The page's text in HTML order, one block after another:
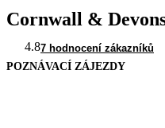
Cornwall &
4.87 hodnocení zákazníků
POZNÁVACÍ ZÁJEZDY